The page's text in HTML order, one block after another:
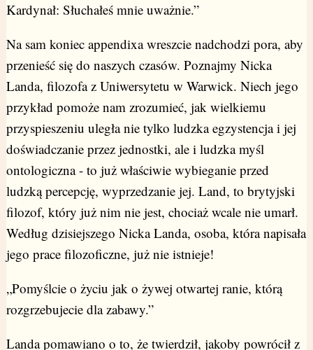
Kardynał: Słuchałeś mnie uważnie.”
Na sam koniec appendixa wreszcie nadchodzi pora, aby
przenieść się do naszych czasów. Poznajmy Nicka
Landa, filozofa z Uniwersytetu w Warwick. Niech jego
przykład pomoże nam zrozumieć, jak wielkiemu
przyspieszeniu uległa nie tylko ludzka egzystencja i jej
doświadczanie przez jednostki, ale i ludzka myśl
ontologiczna - to już właściwie wybieganie przed
ludzką percepcję, wyprzedzanie jej. Land, to brytyjski
filozof, który już nim nie jest, chociaż wcale nie umarł.
Według dzisiejszego Nicka Landa, osoba, która napisała
jego prace filozoficzne, już nie istnieje!
„Pomyślcie o życiu jak o żywej otwartej ranie, którą
rozgrzebujecie dla zabawy.”
Landa pomawiano o to, że twierdził, jakoby powrócił z